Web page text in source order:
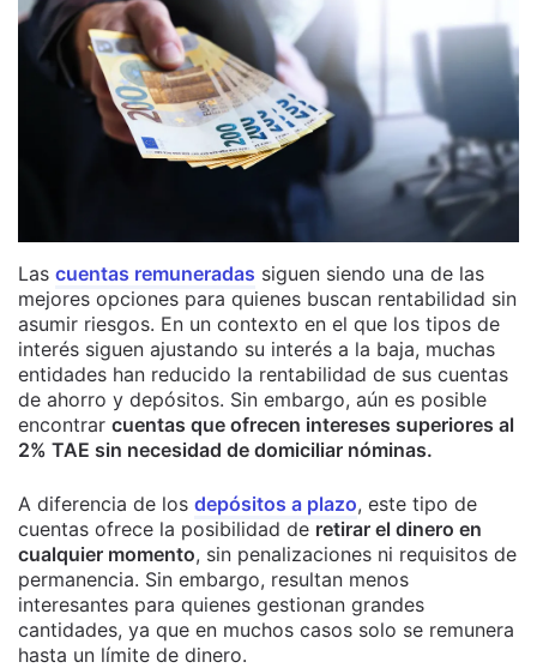
Las cuentas remuneradas siguen siendo una de las
mejores opciones para quienes buscan rentabilidad sin
asumir riesgos. En un contexto en el que los tipos de
interés siguen ajustando su interés a la baja, muchas
entidades han reducido la rentabilidad de sus cuentas
de ahorro y depósitos. Sin embargo, aún es posible
encontrar cuentas que ofrecen intereses superiores al
2% TAE sin necesidad de domiciliar nóminas.
A diferencia de los depósitos a plazo, este tipo de
cuentas ofrece la posibilidad de retirar el dinero en
cualquier momento, sin penalizaciones ni requisitos de
permanencia. Sin embargo, resultan menos
interesantes para quienes gestionan grandes
cantidades, ya que en muchos casos solo se remunera
hasta un límite de dinero.